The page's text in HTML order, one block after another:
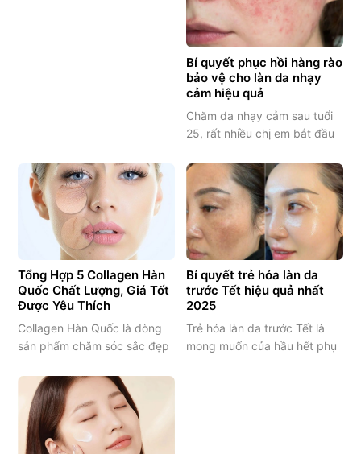
da kỹ đến đâu nhưng nếu
thiếu kem chống nắng, làn da
vẫn rất dễ xuống cấp theo
thời…
Bí quyết phục hồi hàng rào
bảo vệ cho làn da nhạy
cảm hiệu quả
Chăm da nhạy cảm sau tuổi
25, rất nhiều chị em bắt đầu
không còn “dễ chiều” như
trước. Em từng gặp một
khách chia sẻ rằng trước đây
dùng mỹ phẩm gì cũng hợp,
nhưng dạo gần đây da dễ
đỏ, châm chích, thậm chí nổi
mụn li…
Tổng Hợp 5 Collagen Hàn
Quốc Chất Lượng, Giá Tốt
Được Yêu Thích
Collagen Hàn Quốc là dòng
sản phẩm chăm sóc sắc đẹp
nhờ khả năng hỗ trợ giữ làn
da căng mịn, trẻ đẹp từ bên
trong. Sau tuổi 25, làn da bắt
đầu lão hóa do thiếu hụt
Bí quyết trẻ hóa làn da
trước Tết hiệu quả nhất
2025
Trẻ hóa làn da trước Tết là
mong muốn của hầu hết phụ